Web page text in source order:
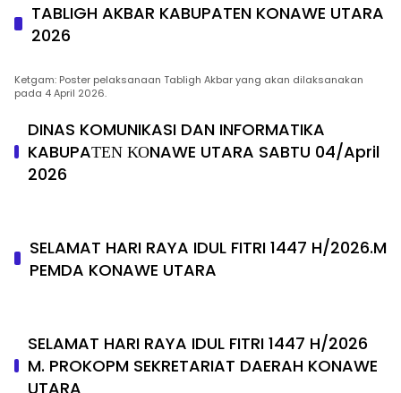
TABLIGH AKBAR KABUPATEN KONAWE UTARA
2026
Ketgam: Poster pelaksanaan Tabligh Akbar yang akan dilaksanakan
pada 4 April 2026.
DINAS KOMUNIKASI DAN INFORMATIKA
KABUPAΤΕΝ ΚΟNAWE UTARA SABTU 04/April
2026
SELAMAT HARI RAYA IDUL FITRI 1447 H/2026.M
PEMDA KONAWE UTARA
SELAMAT HARI RAYA IDUL FITRI 1447 H/2026
M. PROKOPM SEKRETARIAT DAERAH KONAWE
UTARA